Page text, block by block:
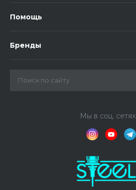
Помощь
Бренды
Мы в соц. сетях